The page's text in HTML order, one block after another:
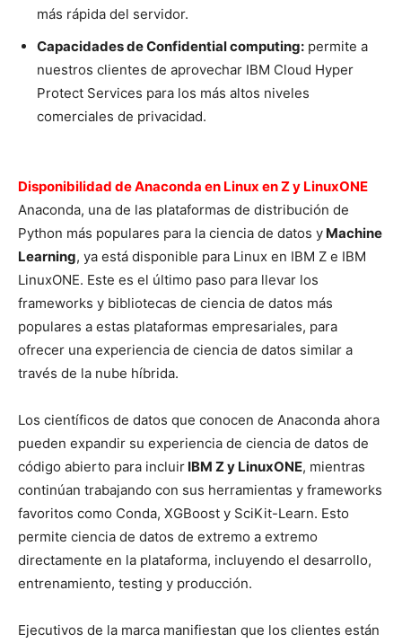
más rápida del servidor.
Capacidades de Confidential computing: permite a
nuestros clientes de aprovechar IBM Cloud Hyper
Protect Services para los más altos niveles
comerciales de privacidad.
Disponibilidad de Anaconda en Linux en Z y LinuxONE
Anaconda, una de las plataformas de distribución de
Python más populares para la ciencia de datos y Machine
Learning, ya está disponible para Linux en IBM Z e IBM
LinuxONE. Este es el último paso para llevar los
frameworks y bibliotecas de ciencia de datos más
populares a estas plataformas empresariales, para
ofrecer una experiencia de ciencia de datos similar a
través de la nube híbrida.
Los científicos de datos que conocen de Anaconda ahora
pueden expandir su experiencia de ciencia de datos de
código abierto para incluir IBM Z y LinuxONE, mientras
continúan trabajando con sus herramientas y frameworks
favoritos como Conda, XGBoost y SciKit-Learn. Esto
permite ciencia de datos de extremo a extremo
directamente en la plataforma, incluyendo el desarrollo,
entrenamiento, testing y producción.
Ejecutivos de la marca manifiestan que los clientes están